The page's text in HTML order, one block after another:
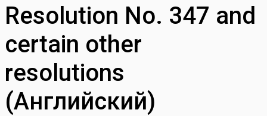
Resolution No. 347 and
certain other
resolutions
(Английский)